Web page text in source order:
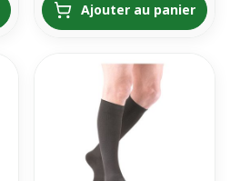
Ajouter au panier